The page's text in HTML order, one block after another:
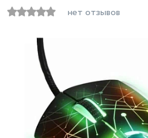
нет отзывов